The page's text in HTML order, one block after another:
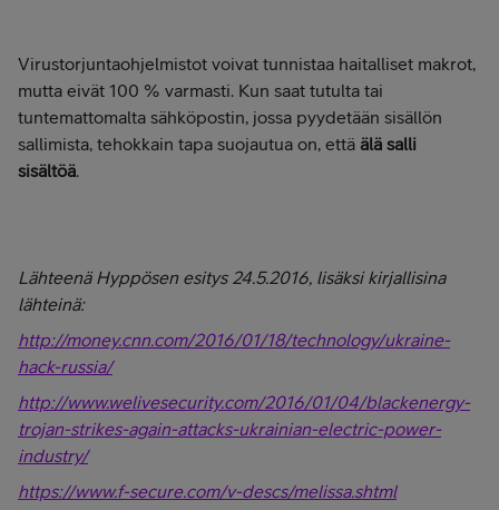
Virustorjuntaohjelmistot voivat tunnistaa haitalliset makrot,
mutta eivät 100 % varmasti. Kun saat tutulta tai
tuntemattomalta sähköpostin, jossa pyydetään sisällön
sallimista, tehokkain tapa suojautua on, että älä salli
sisältöä.
Lähteenä Hyppösen esitys 24.5.2016, lisäksi kirjallisina
lähteinä:
http://money.cnn.com/2016/01/18/technology/ukraine-
hack-russia/
http://www.welivesecurity.com/2016/01/04/blackenergy-
trojan-strikes-again-attacks-ukrainian-electric-power-
industry/
https://www.f-secure.com/v-descs/melissa.shtml